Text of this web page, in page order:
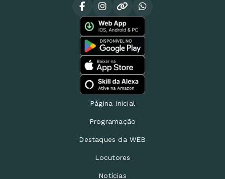
Página Inicial
Programação
Destaques da WEB
Locutores
Notícias